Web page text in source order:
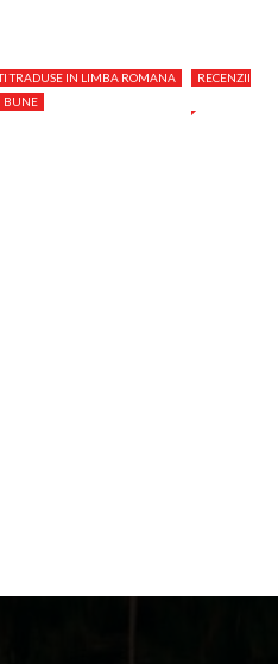
TRADUSE IN LIMBA ROMANA
RECENZII
BUNE